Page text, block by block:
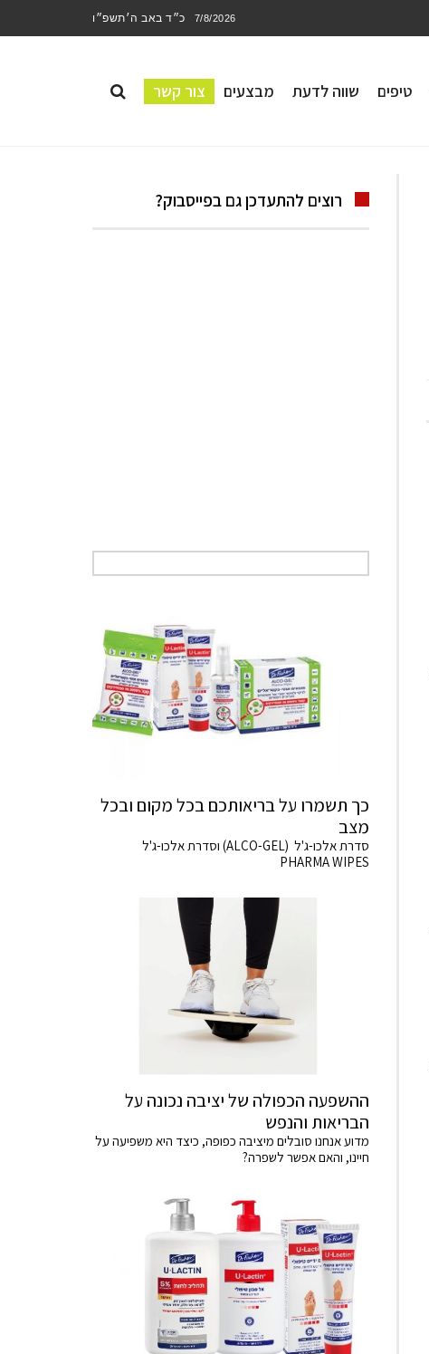
7/8/2026 כ״ד באב ה׳תשפ״ו
טיפים שווה לדעת מבצעים צור קשר
רוצים להתעדכן גם בפייסבוק?
כך תשמרו על בריאותכם בכל מקום ובכל
מצב
סדרת אלכו-ג'ל (ALCO-GEL) וסדרת אלכו-ג'ל
PHARMA WIPES
ההשפעה הכפולה של יציבה נכונה על
הבריאות והנפש
מדוע אנחנו סובלים מיציבה כפופה, כיצד היא משפיעה על
חיינו, והאם אפשר לשפרה?